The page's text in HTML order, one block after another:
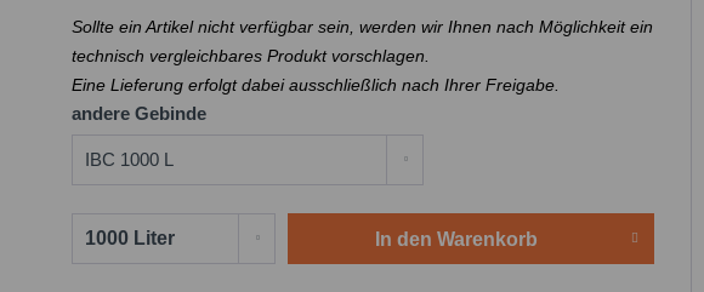
Sollte ein Artikel nicht verfügbar sein, werden wir Ihnen nach Möglichkeit ein
technisch vergleichbares Produkt vorschlagen.
Eine Lieferung erfolgt dabei ausschließlich nach Ihrer Freigabe.
andere Gebinde
In den Warenkorb